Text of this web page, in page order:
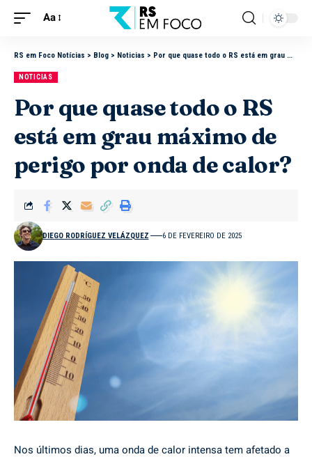
Aa
RS em Foco Notícias > Blog > Noticias > Por que quase todo o RS está em grau máximo de perigo por onda de calor?
NOTICIAS
Por que quase todo o RS
está em grau máximo de
perigo por onda de calor?
DIEGO RODRÍGUEZ VELÁZQUEZ 6 DE FEVEREIRO DE 2025
Nos últimos dias, uma onda de calor intensa tem afetado a